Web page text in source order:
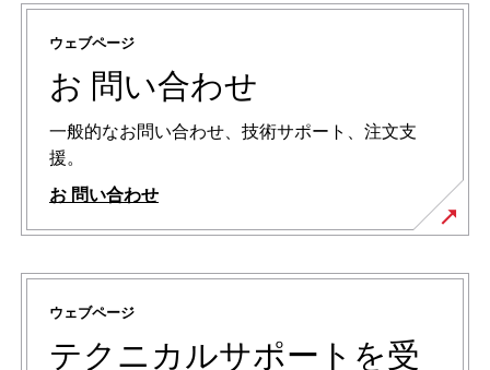
ウェブページ
お 問い合わせ
一般的なお問い合わせ、技術サポート、注文支
援。
お 問い合わせ
ウェブページ
テクニカルサポートを受